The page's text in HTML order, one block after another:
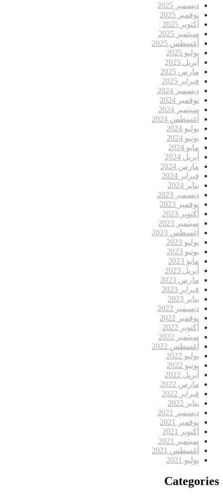
ديسمبر 2025
نوفمبر 2025
أكتوبر 2025
سبتمبر 2025
أغسطس 2025
يوليو 2025
أبريل 2025
مارس 2025
فبراير 2025
ديسمبر 2024
نوفمبر 2024
سبتمبر 2024
أغسطس 2024
يوليو 2024
يونيو 2024
مايو 2024
أبريل 2024
مارس 2024
فبراير 2024
يناير 2024
ديسمبر 2023
نوفمبر 2023
أكتوبر 2023
سبتمبر 2023
أغسطس 2023
يوليو 2023
يونيو 2023
مايو 2023
أبريل 2023
مارس 2023
فبراير 2023
يناير 2023
ديسمبر 2022
نوفمبر 2022
أكتوبر 2022
سبتمبر 2022
أغسطس 2022
يوليو 2022
يونيو 2022
أبريل 2022
مارس 2022
فبراير 2022
يناير 2022
ديسمبر 2021
نوفمبر 2021
أكتوبر 2021
سبتمبر 2021
أغسطس 2021
يوليو 2021
Categories